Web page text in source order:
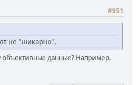
#951
не "шикарно",
объективные данные? Например,